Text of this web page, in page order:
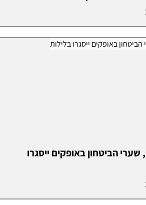
הביטחון באופקים ייסגרו